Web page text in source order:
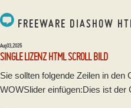
FREEWARE DIASHOW
Aug 03, 2026
SINGLE LIZENZ HTML SCROLL BILD
Sie sollten folgende Zeilen in den
WOWSlider einfügen:Dies ist der